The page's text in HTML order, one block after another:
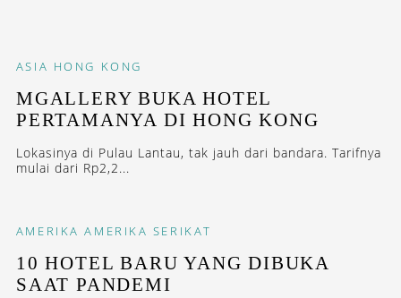
ASIA HONG KONG
MGALLERY BUKA HOTEL
PERTAMANYA DI HONG KONG
Lokasinya di Pulau Lantau, tak jauh dari bandara. Tarifnya
mulai dari Rp2,2...
AMERIKA AMERIKA SERIKAT
10 HOTEL BARU YANG DIBUKA
SAAT PANDEMI